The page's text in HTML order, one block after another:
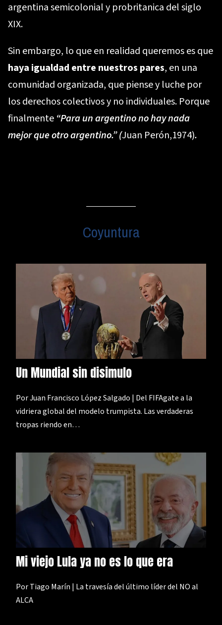
argentina semicolonial y probritanica del siglo
XIX.
Sin embargo, lo que en realidad queremos es que
haya igualdad entre nuestros pares, en una
comunidad organizada, que piense y luche por
los derechos colectivos y no individuales. Porque
finalmente “Para un argentino no hay nada
mejor que otro argentino.” (Juan Perón,1974).
Coyuntura
Un Mundial sin disimulo
Por Juan Francisco López Salgado | Del FIFAgate a la
vidriera global del modelo trumpista. Las verdaderas
tropas riendo en…
Mi viejo Lula ya no es lo que era
Por Tiago Marín | La travesía del último líder del NO al
ALCA